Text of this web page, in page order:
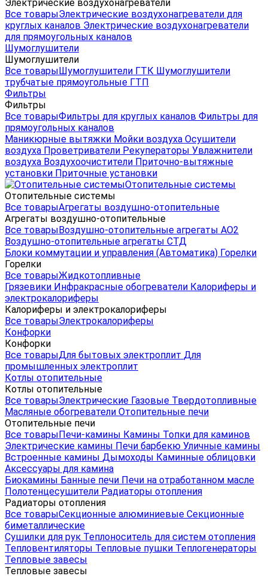
Электрические воздухонагреватели
Все товарыЭлектрические воздухонагреватели для
круглых каналов Электрические воздухонагреватели
для прямоугольных каналов
Шумоглушители
Шумоглушители
Все товарыШумоглушители ГТК Шумоглушители
трубчатые прямоугольные ГТП
Фильтры
Фильтры
Все товарыФильтры для круглых каналов Фильтры для
прямоугольных каналов
Маникюрные вытяжки Мойки воздуха Осушители
воздуха Проветриватели Рекуператоры Увлажнители
воздуха Воздухоочистители Приточно-вытяжные
установки Приточные установки
Отопительные системы
Отопительные системы
Все товарыАгрегаты воздушно-отопительные
Агрегаты воздушно-отопительные
Все товарыВоздушно-отопительные агрегаты АО2
Воздушно-отопительные агрегаты СТД
Блоки коммутации и управления (Автоматика) Горелки
Горелки
Все товарыЖидкотопливные
Грязевики Инфракрасные обогреватели Калориферы и
электрокалориферы
Калориферы и электрокалориферы
Все товарыЭлектрокалориферы
Конфорки
Конфорки
Все товарыДля бытовых электроплит Для
промышленных электроплит
Котлы отопительные
Котлы отопительные
Все товарыЭлектрические Газовые Твердотопливные
Масляные обогреватели Отопительные печи
Отопительные печи
Все товарыПечи-камины Камины Топки для каминов
Электрические камины Печи барбекю Уличные камины
Встроенные камины Дымоходы Каминные облицовки
Аксессуары для камина
Биокамины Банные печи Печи на отработанном масле
Полотенцесушители Радиаторы отопления
Радиаторы отопления
Все товарыСекционные алюминиевые Секционные
биметаллические
Сушилки для рук Теплоноситель для систем отопления
Тепловентиляторы Тепловые пушки Теплогенераторы
Тепловые завесы
Тепловые завесы